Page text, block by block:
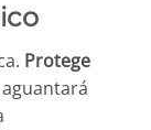
Protege